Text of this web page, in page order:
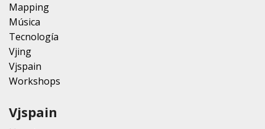
Mapping
Música
Tecnología
Vjing
Vjspain
Workshops
Vjspain